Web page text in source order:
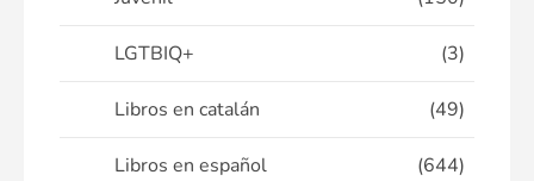
LGTBIQ+ (3)
Libros en catalán (49)
Libros en español (644)